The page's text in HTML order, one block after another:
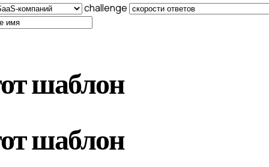
challenge
шаблон
шаблон